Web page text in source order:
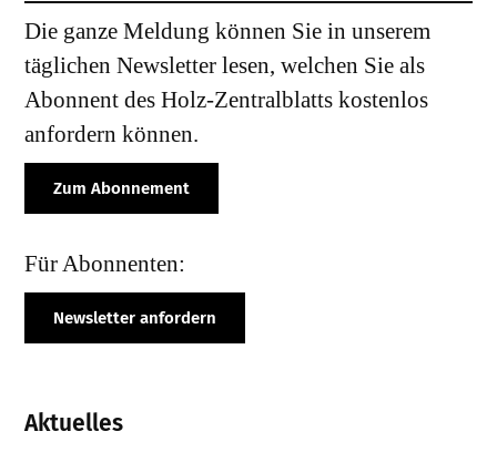
Die ganze Meldung können Sie in unserem
täglichen Newsletter lesen, welchen Sie als
Abonnent des Holz-Zentralblatts kostenlos
anfordern können.
Zum Abonnement
Für Abonnenten:
Newsletter anfordern
Aktuelles